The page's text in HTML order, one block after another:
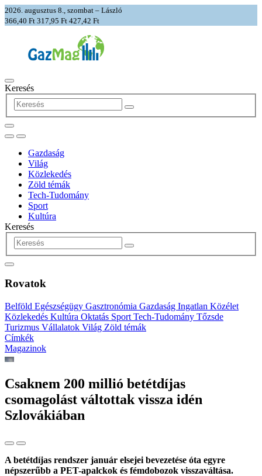
2026. augusztus 8., szombat – László
366,40 Ft 317,95 Ft 427,42 Ft
Keresés
Gazdaság
Világ
Közlekedés
Zöld témák
Tech-Tudomány
Sport
Kultúra
Keresés
Rovatok
Belföld Egészségügy Gasztronómia Gazdaság Ingatlan Közélet
Közlekedés Kultúra Oktatás Sport Tech-Tudomány Tőzsde
Turizmus Vállalatok Világ Zöld témák
Címkék
Magazinok
Csaknem 200 millió betétdíjas
csomagolást váltottak vissza idén
Szlovákiában
A betétdíjas rendszer január elsejei bevezetése óta egyre
népszerűbb a PET-apalckok és fémdobozok visszaváltása.